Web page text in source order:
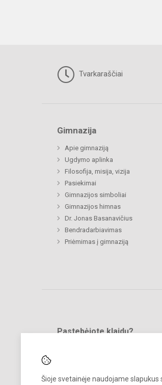
Šioje svetainėje naudojame
Tvarkaraščiai
Gimnazija
Apie gimnaziją
Ugdymo aplinka
Filosofija, misija, vizija
Pasiekimai
Gimnazijos simboliai
Gimnazijos himnas
Dr. Jonas Basanavičius
Bendradarbiavimas
Priėmimas į gimnaziją
Pastebėjote klaidų?